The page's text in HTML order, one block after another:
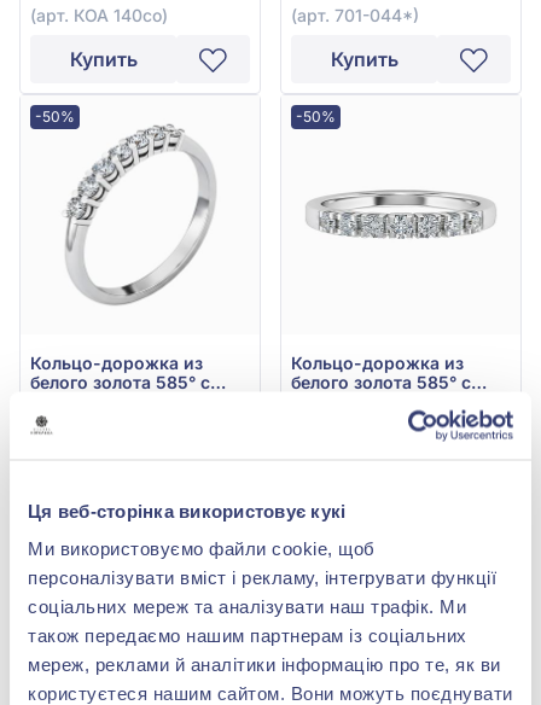
Ця веб-сторінка використовує кукі
Ми використовуємо файли cookie, щоб
персоналізувати вміст і рекламу, інтегрувати функції
соціальних мереж та аналізувати наш трафік. Ми
також передаємо нашим партнерам із соціальних
мереж, реклами й аналітики інформацію про те, як ви
користуєтеся нашим сайтом. Вони можуть поєднувати
(арт. КОА 140со)
Купить
(арт. 701-044*)
Купить
-50%
Кольцо-дорожка из
белого золота 585° с
701-042
53 708,00 грн
Купить
-50%
Кольцо-дорожка из
белого золота 585° с
119 792,00 грн
59 896,00 грн
Купить
-50%